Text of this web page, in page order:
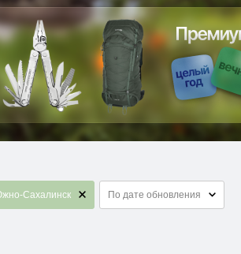
Сахалинск По дате обновления